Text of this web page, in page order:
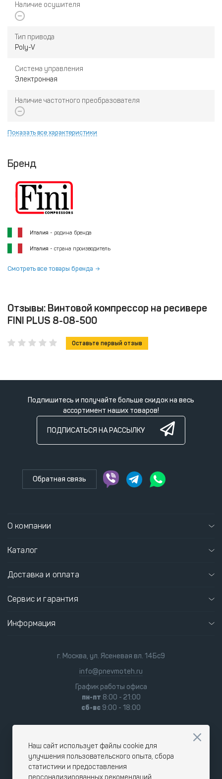
Наличие осушителя
Тип привода
Poly-V
Система управления
Электронная
Наличие частотного преобразователя
Показать все характеристики
Бренд
Италия - родина бренда
Италия - страна производитель
Смотреть все товары бренда
Отзывы: Винтовой компрессор на ресивере
FINI PLUS 8-08-500
Оставьте первый отзыв
Подпишитесь и получайте больше скидок на весь
ассортимент наших товаров!
ПОДПИСАТЬСЯ НА РАССЫЛКУ
Обратная связь
О компании
Каталог
Доставка и оплата
Сервис и гарантия
Информация
г. Москва, ул. Ясеневая вл. 14Бс9
info@pnevmoteh.ru
График работы офиса
пн-пт 8:00 - 21:00
сб-вс 9:00 - 18:00
Наш сайт использует файлы cookie для
улучшения пользовательского опыта, сбора
статистики и предоставления
персонализированных рекомендаций.